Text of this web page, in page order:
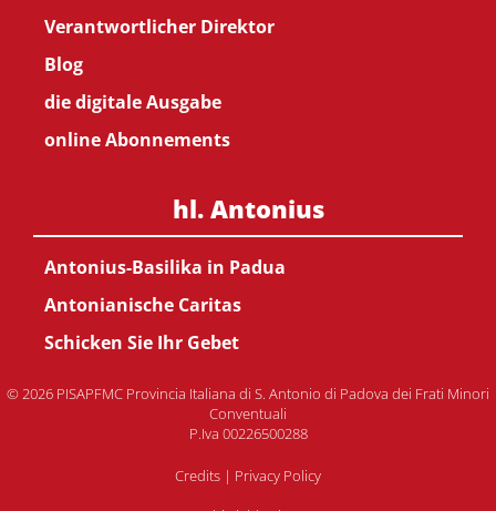
Verantwortlicher Direktor
Blog
die digitale Ausgabe
online Abonnements
hl. Antonius
Antonius-Basilika in Padua
Antonianische Caritas
Schicken Sie Ihr Gebet
© 2026 PISAPFMC Provincia Italiana di S. Antonio di Padova dei Frati Minori
Conventuali
P.Iva 00226500288
Credits | Privacy Policy